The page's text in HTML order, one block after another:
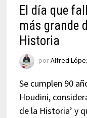
El día que
más grande
Historia
porAlfred
Se cumplen 90
Houdini,
de la Historia’ y